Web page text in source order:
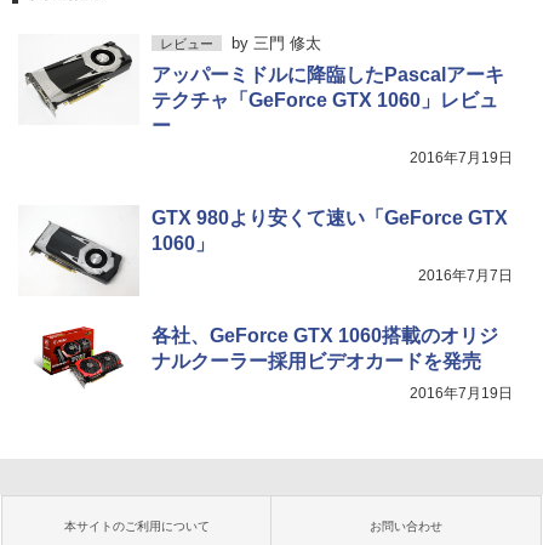
レビュー by 三門 修太
アッパーミドルに降臨したPascalアーキ
テクチャ「GeForce GTX 1060」レビュ
ー
2016年7月19日
GTX 980より安くて速い「GeForce GTX
1060」
2016年7月7日
各社、GeForce GTX 1060搭載のオリジ
ナルクーラー採用ビデオカードを発売
2016年7月19日
本サイトのご利用について お問い合わせ